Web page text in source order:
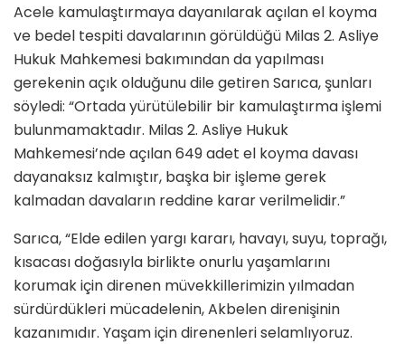
Acele kamulaştırmaya dayanılarak açılan el koyma
ve bedel tespiti davalarının görüldüğü Milas 2. Asliye
Hukuk Mahkemesi bakımından da yapılması
gerekenin açık olduğunu dile getiren Sarıca, şunları
söyledi: “Ortada yürütülebilir bir kamulaştırma işlemi
bulunmamaktadır. Milas 2. Asliye Hukuk
Mahkemesi’nde açılan 649 adet el koyma davası
dayanaksız kalmıştır, başka bir işleme gerek
kalmadan davaların reddine karar verilmelidir.”
Sarıca, “Elde edilen yargı kararı, havayı, suyu, toprağı,
kısacası doğasıyla birlikte onurlu yaşamlarını
korumak için direnen müvekkillerimizin yılmadan
sürdürdükleri mücadelenin, Akbelen direnişinin
kazanımıdır. Yaşam için direnenleri selamlıyoruz.